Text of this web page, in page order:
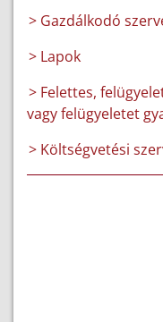
> Gazdálkodó
> Lapok
> Felettes,
vagy felügyeletet
> Költségvetési